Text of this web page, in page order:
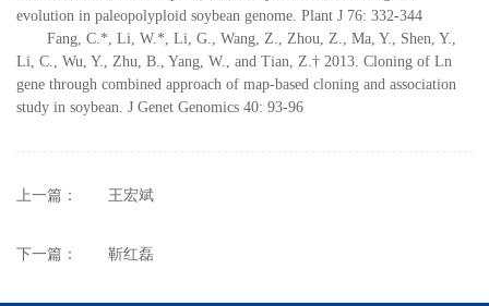
evolution in paleopolyploid soybean genome. Plant J 76: 332-344
Fang, C.*, Li, W.*, Li, G., Wang, Z., Zhou, Z., Ma, Y., Shen, Y.,
Li, C., Wu, Y., Zhu, B., Yang, W., and Tian, Z.† 2013. Cloning of Ln
gene through combined approach of map-based cloning and association
study in soybean. J Genet Genomics 40: 93-96
上一篇： 王宏斌
下一篇： 靳红磊